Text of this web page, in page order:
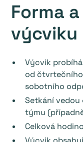
Forma
výcviku
Výcvik
od čtvrtečního
sobotního
Setkání
týmu
Celková